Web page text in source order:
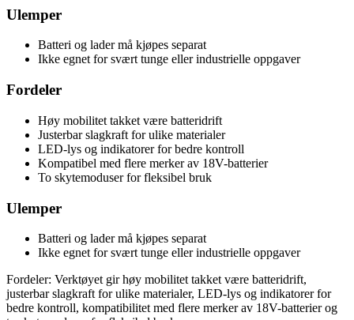
Ulemper
Batteri og lader må kjøpes separat
Ikke egnet for svært tunge eller industrielle oppgaver
Fordeler
Høy mobilitet takket være batteridrift
Justerbar slagkraft for ulike materialer
LED-lys og indikatorer for bedre kontroll
Kompatibel med flere merker av 18V-batterier
To skytemoduser for fleksibel bruk
Ulemper
Batteri og lader må kjøpes separat
Ikke egnet for svært tunge eller industrielle oppgaver
Fordeler: Verktøyet gir høy mobilitet takket være batteridrift,
justerbar slagkraft for ulike materialer, LED-lys og indikatorer for
bedre kontroll, kompatibilitet med flere merker av 18V-batterier og